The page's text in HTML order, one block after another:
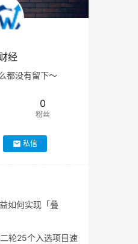
经
都没有留下～
0
粉丝
私信
如何实现「叠
轮25个入选项目速